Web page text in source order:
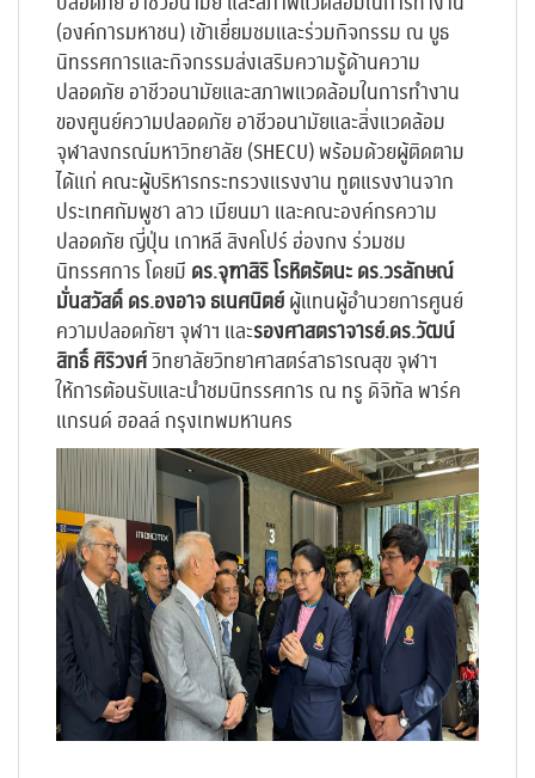
(องค์การมหาชน) เข้าเยี่ยมชมและร่วมกิจกรรม ณ บูธ
นิทรรศการและกิจกรรมส่งเสริมความรู้ด้านความ
ปลอดภัย อาชีวอนามัยและสภาพแวดล้อมในการทำงาน
ของศูนย์ความปลอดภัย อาชีวอนามัยและสิ่งแวดล้อม
จุฬาลงกรณ์มหาวิทยาลัย (SHECU) พร้อมด้วยผู้ติดตาม
ได้แก่ คณะผู้บริหารกระทรวงแรงงาน ทูตแรงงานจาก
ประเทศกัมพูชา ลาว เมียนมา และคณะองค์กรความ
ปลอดภัย ญี่ปุ่น เกาหลี สิงคโปร์ ฮ่องกง ร่วมชม
นิทรรศการ โดยมี ดร.จุฑาสิริ โรหิตรัตนะ ดร.วรลักษณ์
มั่นสวัสดิ์ ดร.องอาจ ธเนศนิตย์ ผู้แทนผู้อำนวยการศูนย์
ความปลอดภัยฯ จุฬาฯ และรองศาสตราจารย์.ดร.วัฒน์
สิทธิ์ ศิริวงศ์วิทยาลัยวิทยาศาสตร์สาธารณสุข จุฬาฯ
ให้การต้อนรับและนำชมนิทรรศการ ณ ทรู ดิจิทัล พาร์ค
แกรนด์ ฮอลล์ กรุงเทพมหานคร